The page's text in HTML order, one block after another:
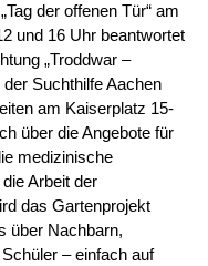
der offenen Tür“ am
und 16 Uhr beantwortet
„Troddwar –
Suchthilfe Aachen
am Kaiserplatz 15-
über die Angebote für
medizinische
Arbeit der
das Gartenprojekt
über Nachbarn,
– einfach auf